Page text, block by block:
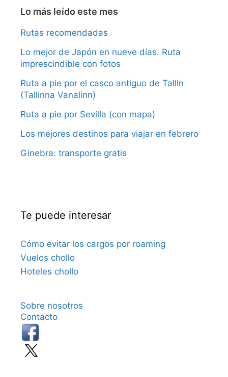
Lo más leído este mes
Rutas recomendadas
Lo mejor de Japón en nueve días. Ruta
imprescindible con fotos
Ruta a pie por el casco antiguo de Tallin
(Tallinna Vanalinn)
Ruta a pie por Sevilla (con mapa)
Los mejores destinos para viajar en febrero
Ginebra: transporte gratis
Te puede interesar
Cómo evitar los cargos por roaming
Vuelos chollo
Hoteles chollo
Sobre nosotros
Contacto